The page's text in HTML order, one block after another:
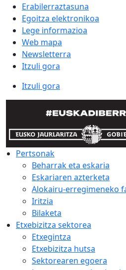
Erabilerraztasuna
Egoitza elektronikoa
Lege informazioa
Web mapa
Newsletterra
Itzuli gora
Itzuli gora
Pertsonak
Beharrak eta eskaria
Eskariaren azterketa
Alokairu-erregimeneko
Iritzia
Bilaketa
Etxebizitza sektorea
Etxegintza
Etxebizitza hutsa
Sektorearen egoera